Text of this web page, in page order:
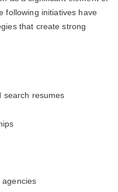
following initiatives have
that create strong
search resumes
agencies